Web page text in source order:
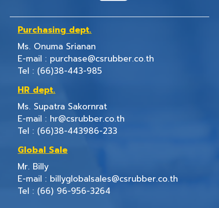
Purchasing dept.
Ms. Onuma Srianan
E-mail : purchase@csrubber.co.th
Tel : (66)38-443-985
HR dept.
Ms. Supatra Sakornrat
E-mail : hr@csrubber.co.th
Tel : (66)38-443986-233
Global Sale
Mr. Billy
E-mail : billyglobalsales@csrubber.co.th
Tel : (66) 96-956-3264